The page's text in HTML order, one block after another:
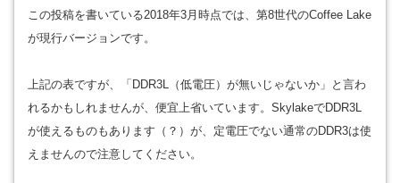
この投稿を書いている2018年3月時点では、第8世代のCoffee Lake
が現行バージョンです。
上記の表ですが、「DDR3L（低電圧）が無いじゃないか」と言わ
れるかもしれませんが、便宜上省いています。SkylakeでDDR3L
が使えるものもあります（？）が、定電圧でない通常のDDR3は使
えませんので注意してください。